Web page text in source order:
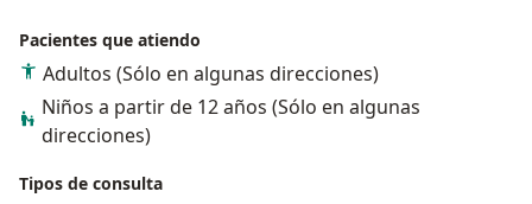
Pacientes que atiendo
Adultos (Sólo en algunas direcciones)
Niños a partir de 12 años (Sólo en algunas
direcciones)
Tipos de consulta